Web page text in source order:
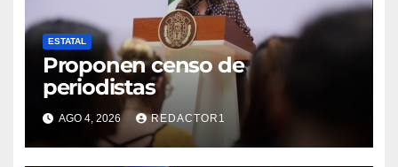
ESTATAL
Proponen censo de
periodistas
AGO 4, 2026 REDACTOR1